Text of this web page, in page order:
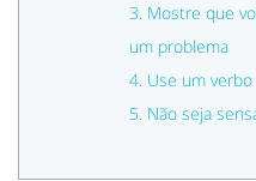
3. Mostre que
um problema
4. Use um
5. Não seja